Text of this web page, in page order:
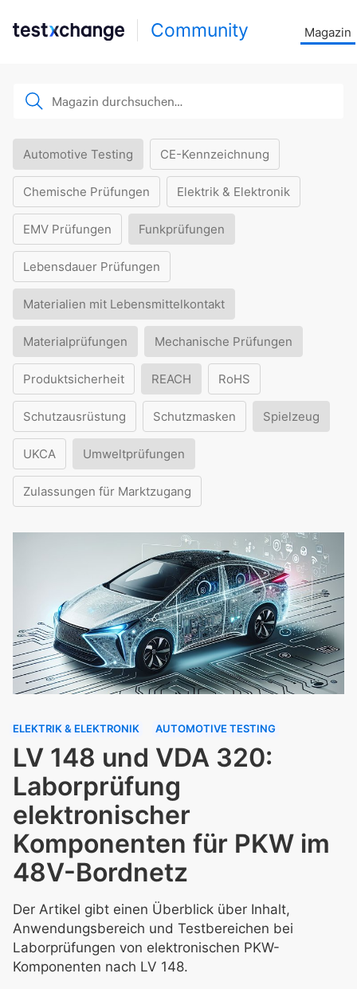
Community Magazin
Automotive Testing CE-Kennzeichnung
Chemische Prüfungen Elektrik & Elektronik
EMV Prüfungen Funkprüfungen
Lebensdauer Prüfungen
Materialien mit Lebensmittelkontakt
Materialprüfungen Mechanische Prüfungen
Produktsicherheit REACH RoHS
Schutzausrüstung Schutzmasken Spielzeug
UKCA Umweltprüfungen
Zulassungen für Marktzugang
ELEKTRIK & ELEKTRONIK AUTOMOTIVE TESTING
LV 148 und VDA 320:
Laborprüfung
elektronischer
Komponenten für PKW im
48V-Bordnetz
Der Artikel gibt einen Überblick über Inhalt,
Anwendungsbereich und Testbereichen bei
Laborprüfungen von elektronischen PKW-
Komponenten nach LV 148.